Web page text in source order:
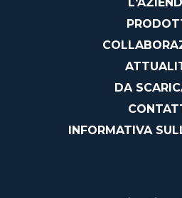
DA
INFORMATIVA